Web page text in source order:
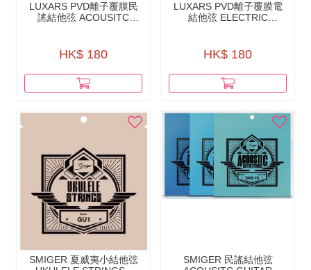
LUXARS PVD離⼦覆膜民
謠結他弦 ACOUSITC
HK$ 180
LUXARS PVD離⼦覆膜電
結他弦 ELECTRIC
HK$ 180
SMIGER 夏威夷小結他弦
SMIGER 民謠結他弦